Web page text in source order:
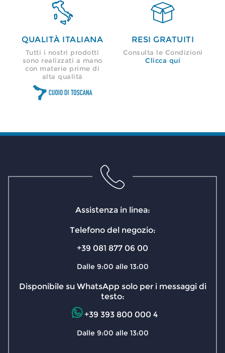

QUALITÀ ITALIANA
Tutti i nostri prodotti
sono realizzati a mano
con materie prime di
alta qualità

RESI GRATUITI
Consulta le Condizioni
Clicca qui
Assistenza in linea:
Telefono del negozio:
+39 081 877 06 00
Dalle 9:00 alle 13:00
Disponibile su WhatsApp solo per i messaggi di
testo:
+39 393 800 000 4
Dalle 9:00 alle 13:00